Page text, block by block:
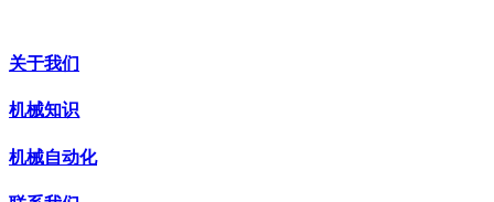
关于我们
机械知识
机械自动化